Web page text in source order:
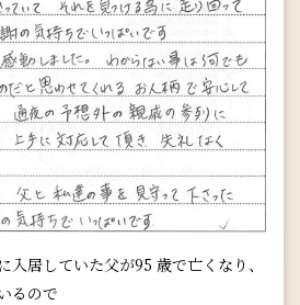
入居していた父が95 歳で亡くなり、
るので